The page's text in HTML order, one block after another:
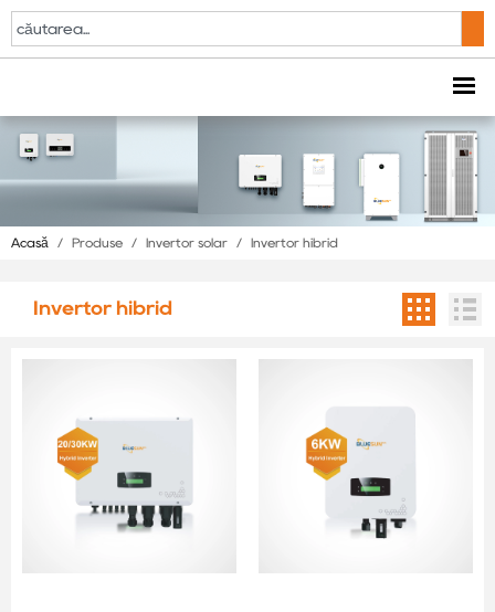
Acasă / Produse / Invertor solar / Invertor hibrid
Invertor hibrid